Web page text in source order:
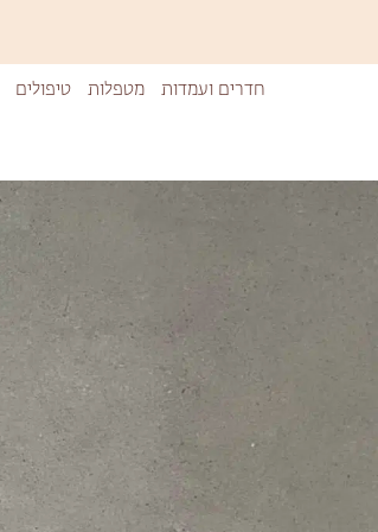
חדרים ועמדות מטפלות טיפולים